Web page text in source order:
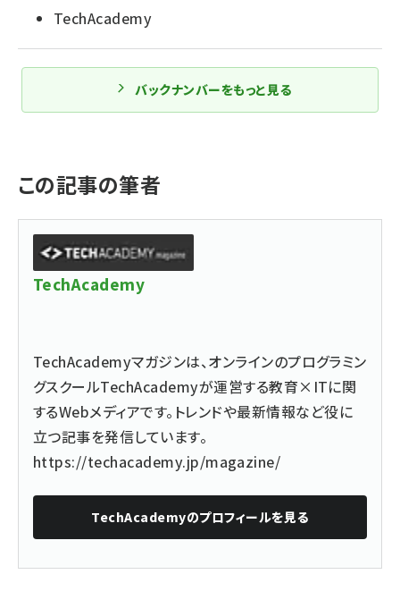
TechAcademy
バックナンバーをもっと見る
この記事の筆者
TechAcademy
TechAcademyマガジンは、オンラインのプログラミン
グスクールTechAcademyが運営する教育×ITに関
するWebメディアです。トレンドや最新情報など役に
立つ記事を発信しています。
https://techacademy.jp/magazine/
TechAcademyのプロフィールを見る